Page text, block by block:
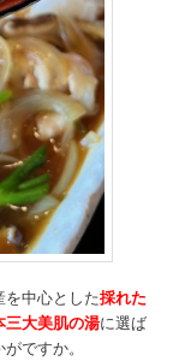
を中心とした採れた
三大美肌の湯に選ば
ですか。